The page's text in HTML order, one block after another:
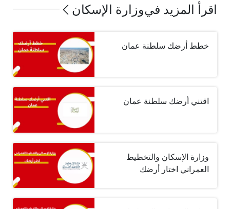
اقرأ المزيد فيوزارة الإسكان
خطط أرضك سلطنة عمان
اقتني أرضك سلطنة عمان
وزارة الإسكان والتخطيط
العمراني اختار أرضك